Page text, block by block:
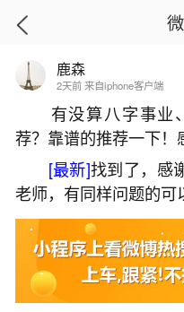
首页
太岁
2026-
鹿森
2天前 来自iphone客户端
有没算八字事业
荐？靠谱的推荐一下！
[最新]找到了，感
老师，有同样问题的